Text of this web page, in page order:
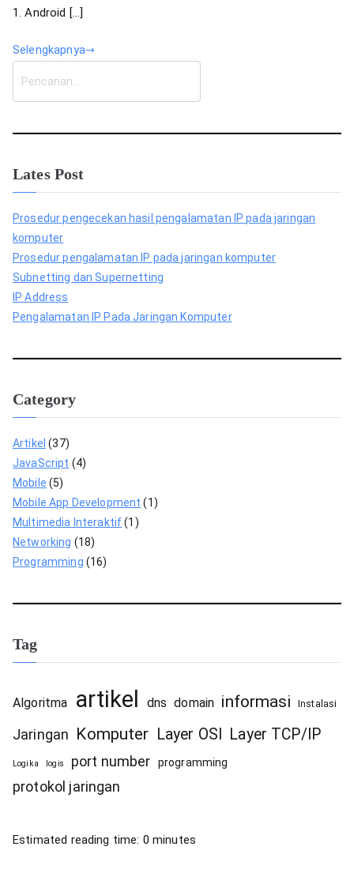
1. Android […]
Selengkapnya
Lates Post
Prosedur pengecekan hasil pengalamatan IP pada jaringan
komputer
Prosedur pengalamatan IP pada jaringan komputer
Subnetting dan Supernetting
IP Address
Pengalamatan IP Pada Jaringan Komputer
Category
Artikel (37)
JavaScript (4)
Mobile (5)
Mobile App Development (1)
Multimedia Interaktif(1)
Networking (18)
Programming (16)
Tag
Algoritma artikel dns domain informasi Instalasi
Jaringan Komputer Layer OSI Layer TCP/IP
Logika logis port number programming
protokol jaringan
Estimated reading time: 0 minutes